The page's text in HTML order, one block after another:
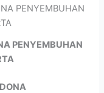
PENYEMBUHAN